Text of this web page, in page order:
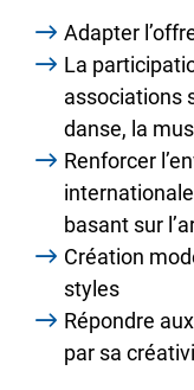
Adapter
La
associations
danse, la
Renforcer
basant sur
Création
styles
Répondre
par sa